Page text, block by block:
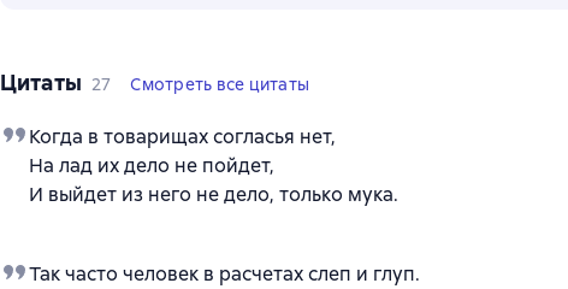
Цитаты 27 Смотреть все цитаты
Когда в товарищах согласья нет,
На лад их дело не пойдет,
И выйдет из него не дело, только мука.
Так часто человек в расчетах слеп и глуп.